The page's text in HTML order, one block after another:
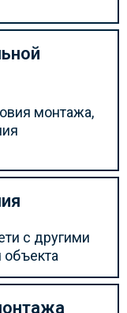
монтажа,
с другими